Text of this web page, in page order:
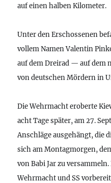
auf einen halben Kilometer.
Unter den Erschossenen
vollem Namen Valentin
auf dem Dreirad — auf dem
von deutschen Mördern in
Die Wehrmacht eroberte
acht Tage später, am 27.
Anschläge ausgehängt, die
sich am Montagmorgen,
von Babi Jar zu
Wehrmacht und SS